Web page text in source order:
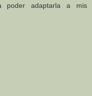
poder adaptarla a mis